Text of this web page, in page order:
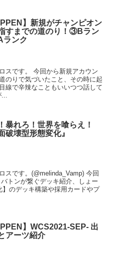
】新規がチャンピオン
すまでの道のり！③Bラン
ランク
スです。 今回から新規アカウン
のりで気づいたこと、その時に起
線で辛辣なこともいいつつ話して
暴れろ！世界を喰らえ！
破壊型形態変化』
スです。(@melinda_Vamp) 今回
トンが繋ぐデッキ紹介、しょー
のデッキ構築や採用カードやプ
】WCS2021-SEP- 出
アーツ紹介